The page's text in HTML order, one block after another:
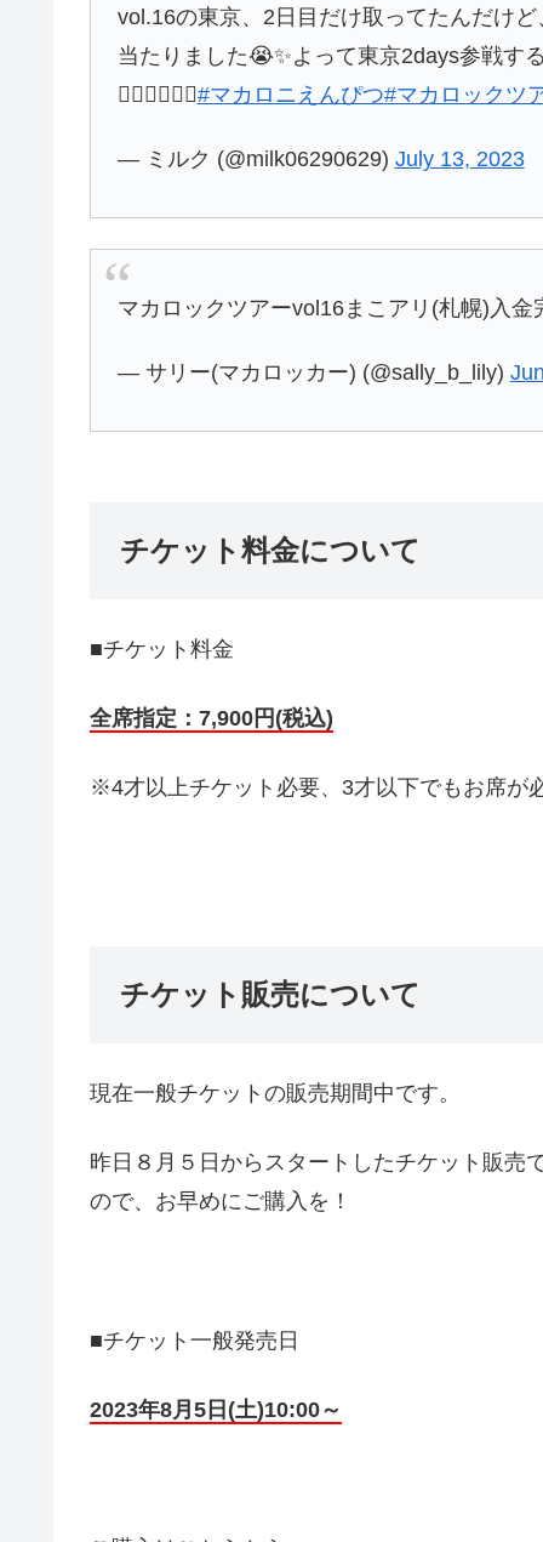
vol.16の東京、2日目だけ取ってたんだけ
当たりました😭✨よって東京2days参戦す
🙋🏻‍♀️🙋🏻‍♀️#マカロニえんぴつ#マカロックツ
— ミルク (@milk06290629) July 13, 2023
マカロックツアーvol16まこアリ(札幌)入
— サリー(マカロッカー) (@sally_b_lily)
チケット料金について
■チケット料金
全席指定：7,900円(税込)
※4才以上チケット必要、3才以下でもお席が
チケット販売について
現在一般チケットの販売期間中です。
昨日８月５日からスタートしたチケット販売
ので、お早めにご購入を！
■チケット一般発売日
2023年8月5日(土)10:00～